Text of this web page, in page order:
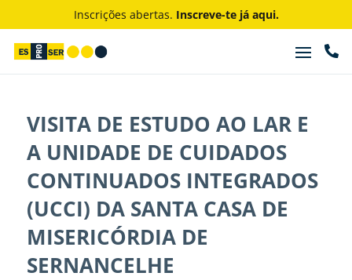
Inscrições abertas. Inscreve-te já aqui.

VISITA DE ESTUDO AO LAR E
A UNIDADE DE CUIDADOS
CONTINUADOS INTEGRADOS
(UCCI) DA SANTA CASA DE
MISERICÓRDIA DE
SERNANCELHE